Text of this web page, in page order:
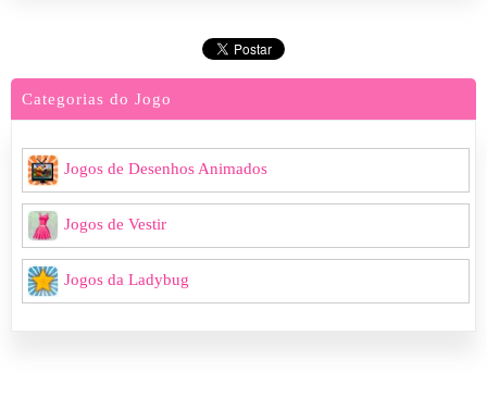
Categorias do Jogo
Jogos de Desenhos Animados
Jogos de Vestir
Jogos da Ladybug